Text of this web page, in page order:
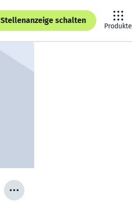
Stellenanzeige schalten
Produkte